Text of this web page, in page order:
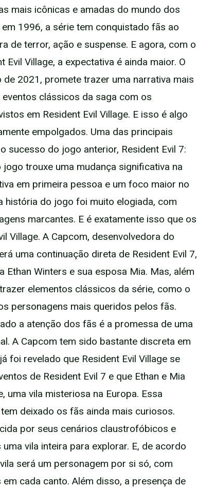
mais icônicas e amadas do mundo dos
1996, a série tem conquistado fãs ao
de terror, ação e suspense. E agora, com o
Village, a expectativa é ainda maior. O
2021, promete trazer uma narrativa mais
clássicos da saga com os
em Resident Evil Village. E isso é algo
empolgados. Uma das principais
sucesso do jogo anterior, Resident Evil 7:
trouxe uma mudança significativa na
em primeira pessoa e um foco maior no
história do jogo foi muito elogiada, com
marcantes. E é exatamente isso que os
Village. A Capcom, desenvolvedora do
uma continuação direta de Resident Evil 7,
Winters e sua esposa Mia. Mas, além
elementos clássicos da série, como o
personagens mais queridos pelos fãs.
a atenção dos fãs é a promessa de uma
A Capcom tem sido bastante discreta em
foi revelado que Resident Evil Village se
de Resident Evil 7 e que Ethan e Mia
uma vila misteriosa na Europa. Essa
deixado os fãs ainda mais curiosos.
por seus cenários claustrofóbicos e
vila inteira para explorar. E, de acordo
será um personagem por si só, com
cada canto. Além disso, a presença de